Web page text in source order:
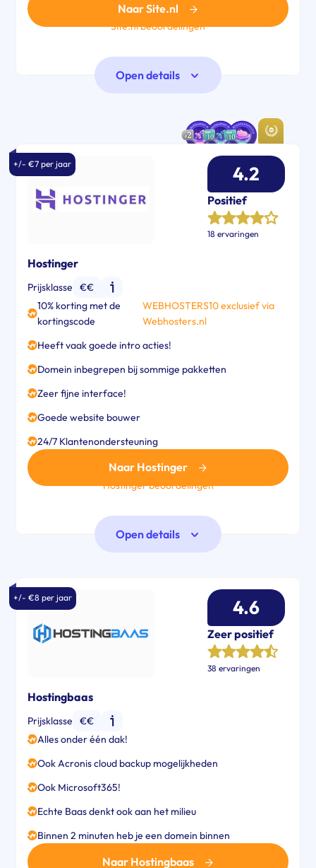
Naar Site.nl
Site.nl beoordelingen
Open details
+/- €7 per jaar
Hostinger
Prijsklasse
€€
10% korting met de
kortingscode
WEBHOSTERS10 exclusief via
Webhosters.nl
Heeft vaak goede intro acties!
Domein inbegrepen bij sommige pakketten
Zeer fijne interface!
Goede website bouwer
24/7 Klantenondersteuning
Positief
18 ervaringen
4.2
Naar Hostinger
Hostinger beoordelingen
Open details
+/- €8 per jaar
Hostingbaas
Prijsklasse
€€
Alles onder één dak!
Ook Acronis cloud backup mogelijkheden
Ook Microsoft365!
Echte Baas denkt ook aan het milieu
Binnen 2 minuten heb je een domein binnen
Zeer positief
38 ervaringen
4.6
Naar Hostingbaas